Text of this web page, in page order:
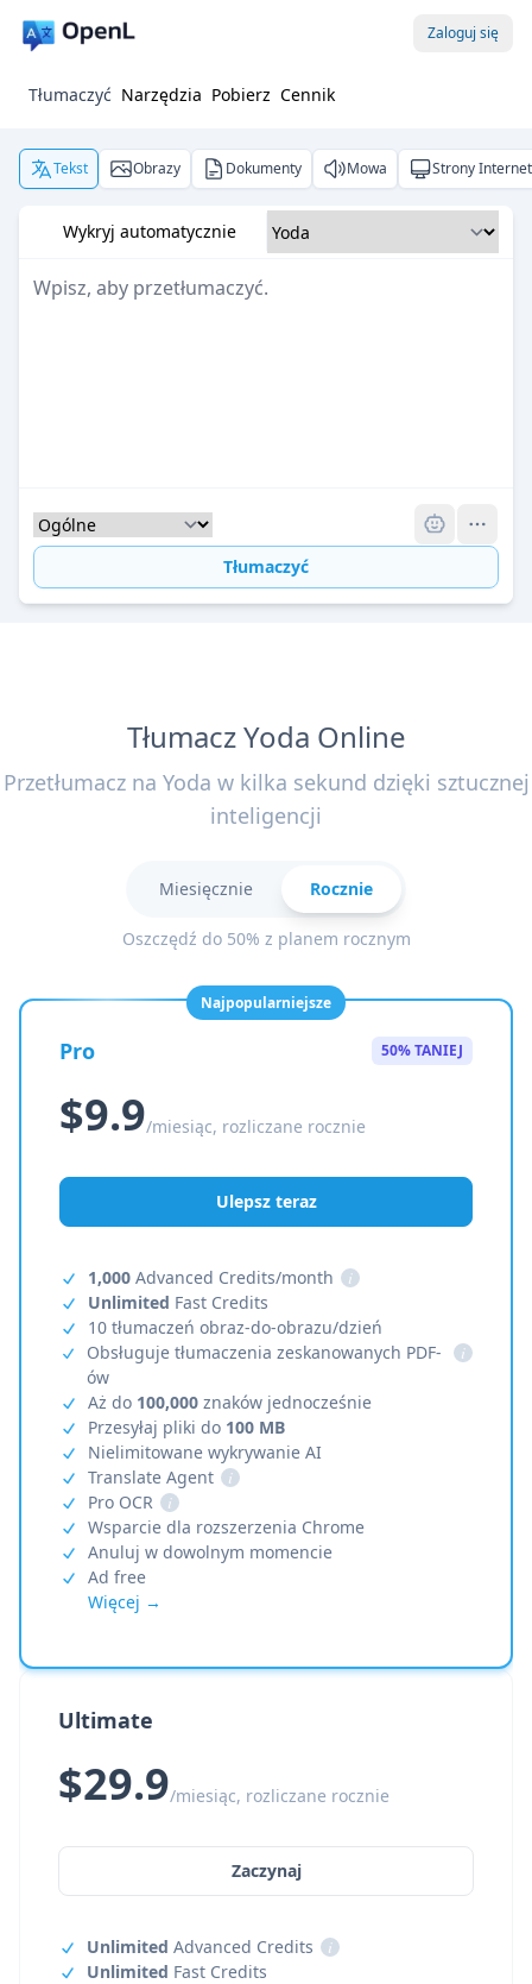
Zaloguj się
Tłumaczyć Narzędzia Pobierz Cennik
Tekst Obrazy Dokumenty Mowa Strony
Wykryj automatycznie
Tłumaczyć
Tłumacz Yoda Online
Przetłumacz na Yoda w kilka sekund dzięki sztucznej
inteligencji
Miesięcznie Rocznie
Oszczędź do 50% z planem rocznym
Najpopularniejsze
Pro 50% TANIEJ
$9.9/miesiąc, rozliczane rocznie
Ulepsz teraz
1,000 Advanced Credits/month
i
Unlimited Fast Credits
10 tłumaczeń obraz-do-obrazu/dzień
Obsługuje tłumaczenia zeskanowanych PDF-
ów
i
Aż do 100,000 znaków jednocześnie
Przesyłaj pliki do 100 MB
Nielimitowane wykrywanie AI
Translate Agent
i
Pro OCR
i
Wsparcie dla rozszerzenia Chrome
Anuluj w dowolnym momencie
Ad free
Więcej →
Ultimate
$29.9/miesiąc, rozliczane rocznie
Zaczynaj
Unlimited Advanced Credits
i
Unlimited Fast Credits